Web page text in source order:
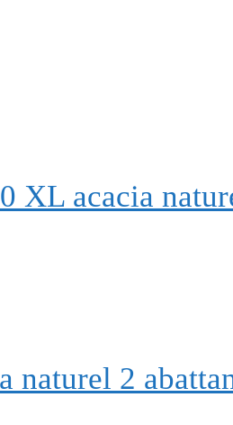
XL acacia
naturel 2